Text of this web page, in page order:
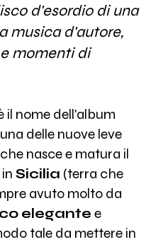
d'esordio di una
musica d'autore,
momenti di
il nome dell'album
una delle nuove leve
nasce e matura il
Sicilia (terra che
avuto molto da
elegante e
tale da mettere in